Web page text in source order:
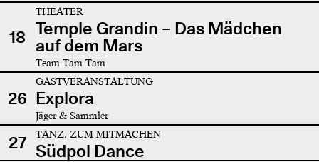
18
THEATER
Temple Grandin – Das Mädchen
auf dem Mars
Team Tam Tam
26
GASTVERANSTALTUNG
Explora
Jäger & Sammler
27 TANZ, ZUM MITMACHEN
Südpol Dance